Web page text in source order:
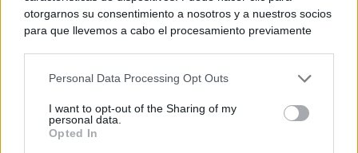
otorgarnos su consentimiento a nosotros y a nuestros socios
para que llevemos a cabo el procesamiento previamente
negar su consentimiento. Tenga en cuenta que algún
de su consentimiento, pero usted tiene el derecho de
rechazar tal procesamiento. Sus preferencias se aplicarán
Personal Data Processing Opt Outs
I want to opt-out of the Sharing of my
personal data.
Opted In